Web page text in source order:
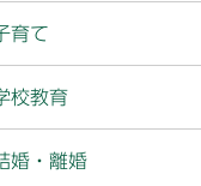
育て
校教育
婚・離婚